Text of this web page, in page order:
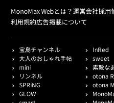
MonoMax Webとは？運営会社採用
利用規約広告掲載について
宝島チャンネル
InRed
大人のおしゃれ手帖
sweet
mini
素敵な
リンネル
otona
SPRiNG
otona
GLOW